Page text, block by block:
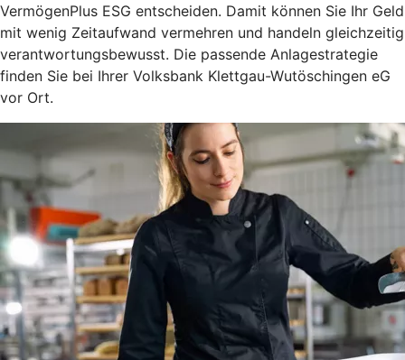
VermögenPlus ESG entscheiden. Damit können Sie Ihr Geld
mit wenig Zeitaufwand vermehren und handeln gleichzeitig
verantwortungsbewusst. Die passende Anlagestrategie
finden Sie bei Ihrer Volksbank Klettgau-Wutöschingen eG
vor Ort.